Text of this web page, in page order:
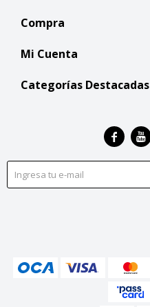
Compra
Mi Cuenta
Categorías Destacadas
 